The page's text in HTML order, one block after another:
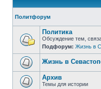
Политфорум
Политика
Обсуждение тем,
Подфорум: Жизнь в
Жизнь в
Архив
Темы для истории